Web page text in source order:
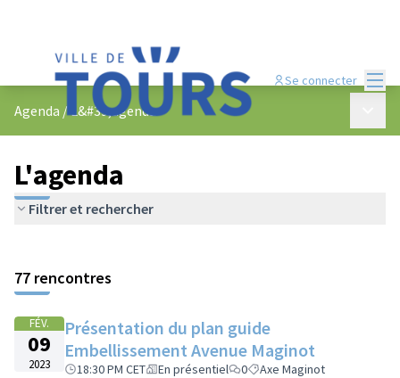
Se connecter
Agenda /L&#39;agenda
L'agenda
Filtrer et rechercher
+
−
77 rencontres
FÉV.
09
2023
Présentation du plan guide
Embellissement Avenue Maginot
18:30 PM CET En présentiel 0 Axe Maginot